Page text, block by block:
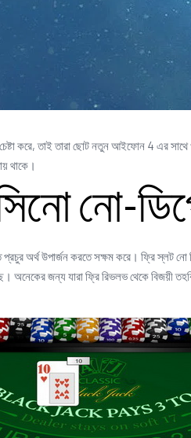
করে, তাই তারা ছোট নতুন আইফোন 4 এর
থাকে।
নো-
অর্থ উপার্জন করতে সক্ষম করে। ফ্রি স্লট নো
অনেকের জন্য যারা ফ্রি রিভলভ থেকে বিজয়ী